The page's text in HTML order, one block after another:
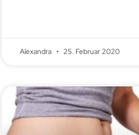
Alexandra 25. Februar 2020